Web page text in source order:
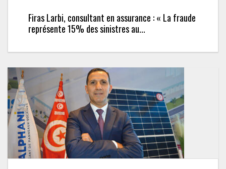
Firas Larbi, consultant en assurance : « La fraude
représente 15% des sinistres au...